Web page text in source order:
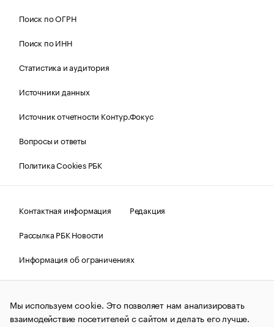
Поиск по ОГРН
Поиск по ИНН
Статистика и аудитория
Источники данных
Источник отчетности Контур.Фокус
Вопросы и ответы
Политика Cookies РБК
Контактная информация
Редакция
Рассылка РБК Новости
Информация об ограничениях
Правовая информация
О соблюдении авторских прав
© АО «РОСБИЗНЕСКОНСАЛТИНГ»,1995–2026.Сообщения
и материалы информационного агентства «РБК»
Мы используем cookie. Это позволяет нам анализировать
взаимодействие посетителей с сайтом и делать его лучше.